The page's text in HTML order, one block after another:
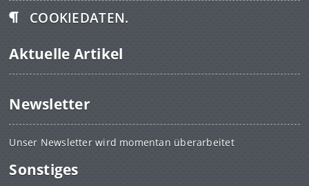
COOKIEDATEN.
Aktuelle Artikel
Newsletter
Unser Newsletter wird momentan überarbeitet
Sonstiges